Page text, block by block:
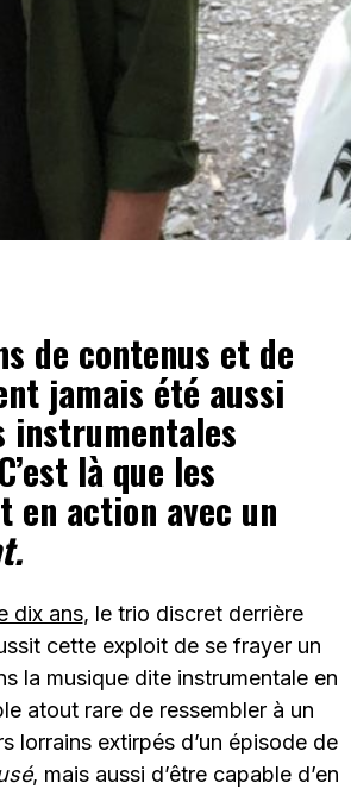
de contenus et de
jamais été aussi
instrumentales
là que les
en action avec un
dix ans, le trio discret derrière
cette exploit de se frayer un
la musique dite instrumentale en
atout rare de ressembler à un
lorrains extirpés d’un épisode de
, mais aussi d’être capable d’en